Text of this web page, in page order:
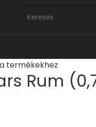
termékekhez
Rum